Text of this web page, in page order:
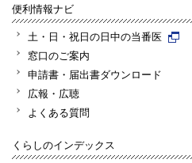
便利情報ナビ
土・日・祝日の日中の当番医
窓口のご案内
申請書・届出書ダウンロード
広報・広聴
よくある質問
くらしのインデックス